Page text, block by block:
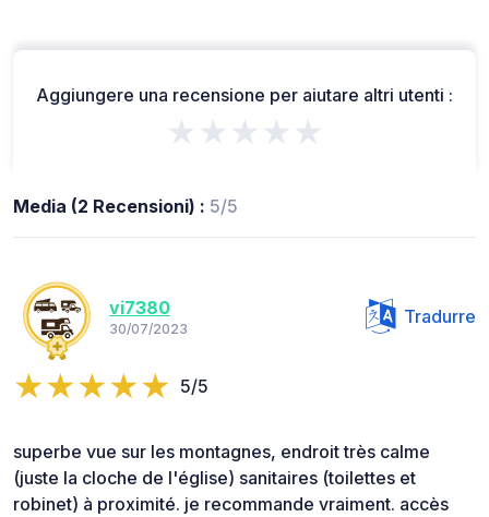
Aggiungere una recensione per aiutare altri utenti :
★★★★★
Media (2 Recensioni) : 5/5
vi7380
30/07/2023
Tradurre
5/5
superbe vue sur les montagnes, endroit très calme
(juste la cloche de l'église) sanitaires (toilettes et
robinet) à proximité. je recommande vraiment. accès